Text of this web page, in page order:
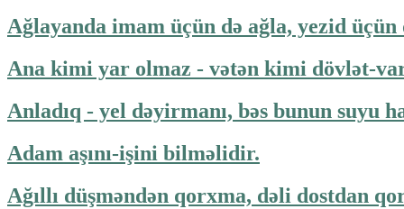
Ağlayanda imam üçün də ağla, yezid üçün
Ana kimi yar olmaz - vətən kimi dövlət-
Anladıq - yel dəyirmanı, bəs bunun suyu
Adam aşını-işini bilməlidir.
Ağıllı düşməndən qorxma, dəli dostdan